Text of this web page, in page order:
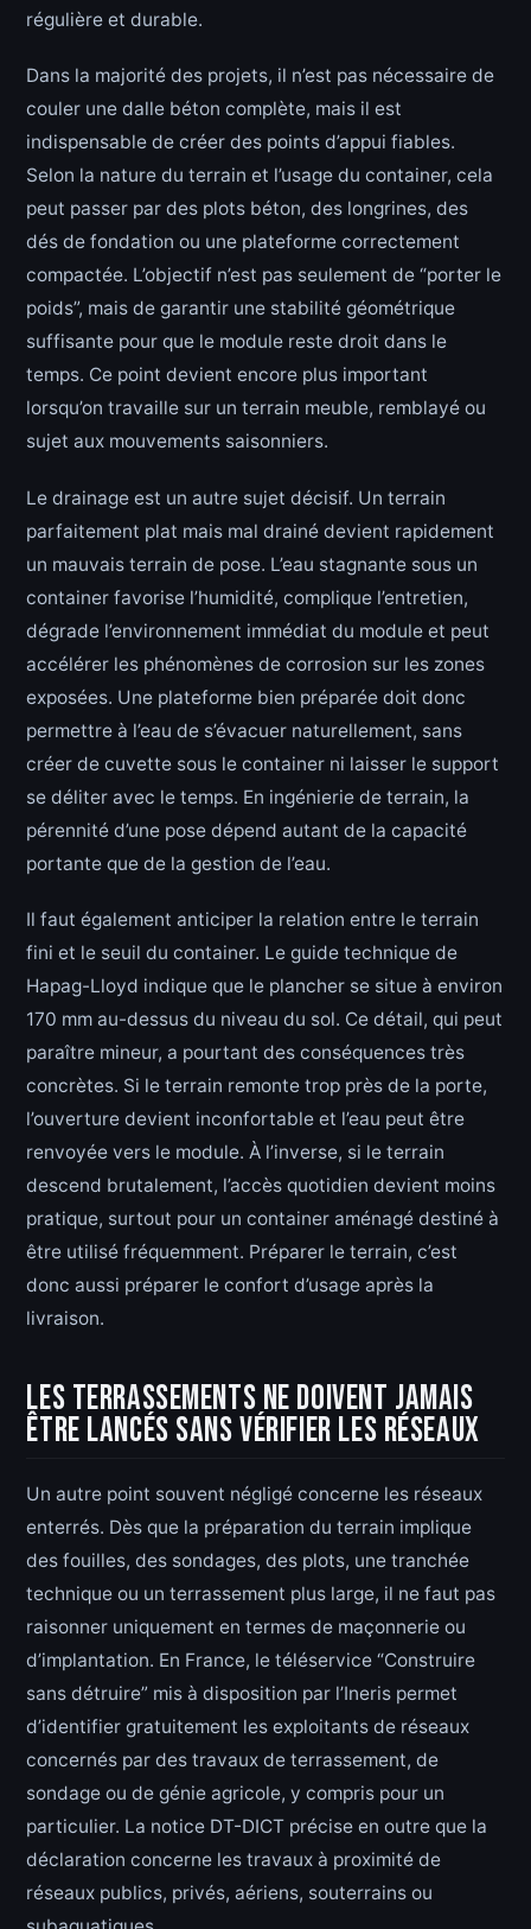
régulière et durable.
Dans la majorité des projets, il n’est pas nécessaire de
couler une dalle béton complète, mais il est
indispensable de créer des points d’appui fiables.
Selon la nature du terrain et l’usage du container, cela
peut passer par des plots béton, des longrines, des
dés de fondation ou une plateforme correctement
compactée. L’objectif n’est pas seulement de “porter le
poids”, mais de garantir une stabilité géométrique
suffisante pour que le module reste droit dans le
temps. Ce point devient encore plus important
lorsqu’on travaille sur un terrain meuble, remblayé ou
sujet aux mouvements saisonniers.
Le drainage est un autre sujet décisif. Un terrain
parfaitement plat mais mal drainé devient rapidement
un mauvais terrain de pose. L’eau stagnante sous un
container favorise l’humidité, complique l’entretien,
dégrade l’environnement immédiat du module et peut
accélérer les phénomènes de corrosion sur les zones
exposées. Une plateforme bien préparée doit donc
permettre à l’eau de s’évacuer naturellement, sans
créer de cuvette sous le container ni laisser le support
se déliter avec le temps. En ingénierie de terrain, la
pérennité d’une pose dépend autant de la capacité
portante que de la gestion de l’eau.
Il faut également anticiper la relation entre le terrain
fini et le seuil du container. Le guide technique de
Hapag-Lloyd indique que le plancher se situe à environ
170 mm au-dessus du niveau du sol. Ce détail, qui peut
paraître mineur, a pourtant des conséquences très
concrètes. Si le terrain remonte trop près de la porte,
l’ouverture devient inconfortable et l’eau peut être
renvoyée vers le module. À l’inverse, si le terrain
descend brutalement, l’accès quotidien devient moins
pratique, surtout pour un container aménagé destiné à
être utilisé fréquemment. Préparer le terrain, c’est
donc aussi préparer le confort d’usage après la
livraison.
Les terrassements ne doivent jamais
être lancés sans vérifier les réseaux
Un autre point souvent négligé concerne les réseaux
enterrés. Dès que la préparation du terrain implique
des fouilles, des sondages, des plots, une tranchée
technique ou un terrassement plus large, il ne faut pas
raisonner uniquement en termes de maçonnerie ou
d’implantation. En France, le téléservice “Construire
sans détruire” mis à disposition par l’Ineris permet
d’identifier gratuitement les exploitants de réseaux
concernés par des travaux de terrassement, de
sondage ou de génie agricole, y compris pour un
particulier. La notice DT-DICT précise en outre que la
déclaration concerne les travaux à proximité de
réseaux publics, privés, aériens, souterrains ou